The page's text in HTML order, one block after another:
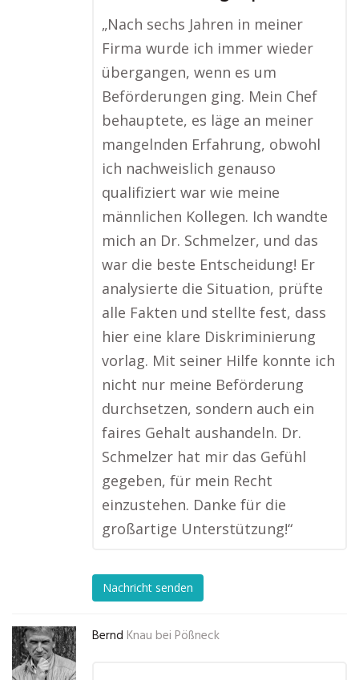
„Nach sechs Jahren in meiner
Firma wurde ich immer wieder
übergangen, wenn es um
Beförderungen ging. Mein Chef
behauptete, es läge an meiner
mangelnden Erfahrung, obwohl
ich nachweislich genauso
qualifiziert war wie meine
männlichen Kollegen. Ich wandte
mich an Dr. Schmelzer, und das
war die beste Entscheidung! Er
analysierte die Situation, prüfte
alle Fakten und stellte fest, dass
hier eine klare Diskriminierung
vorlag. Mit seiner Hilfe konnte ich
nicht nur meine Beförderung
durchsetzen, sondern auch ein
faires Gehalt aushandeln. Dr.
Schmelzer hat mir das Gefühl
gegeben, für mein Recht
einzustehen. Danke für die
großartige Unterstützung!“
Nachricht senden
Bernd Knau bei Pößneck